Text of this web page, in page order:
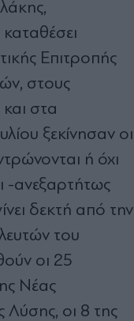
Επιτροπής
στους
στα
ξεκίνησαν οι
ή όχι
-ανεξαρτήτως
δεκτή από την
του
οι 25
Νέας
Λύσης, οι 8 της